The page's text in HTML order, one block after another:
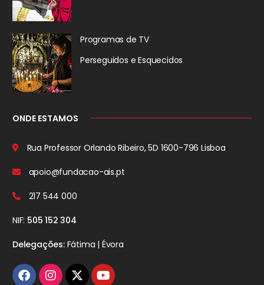
Programas de TV
Perseguidos e Esquecidos
ONDE ESTAMOS
Rua Professor Orlando Ribeiro, 5D 1600-796 Lisboa
apoio@fundacao-ais.pt
217 544 000
NIF: 505 152 304
Delegações:Fátima | Évora